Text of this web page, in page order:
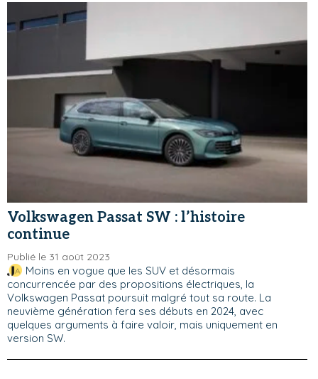
Volkswagen Passat SW : l’histoire
continue
Publié le 31 août 2023
Moins en vogue que les SUV et désormais
concurrencée par des propositions électriques, la
Volkswagen Passat poursuit malgré tout sa route. La
neuvième génération fera ses débuts en 2024, avec
quelques arguments à faire valoir, mais uniquement en
version SW.